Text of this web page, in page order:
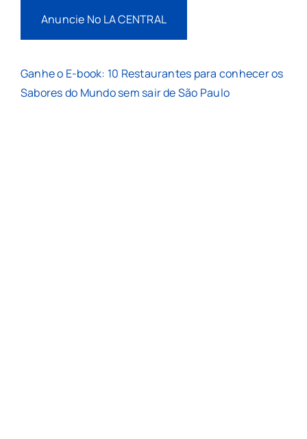
Anuncie No LA CENTRAL
Ganhe o E-book: 10 Restaurantes para conhecer os
Sabores do Mundo sem sair de São Paulo